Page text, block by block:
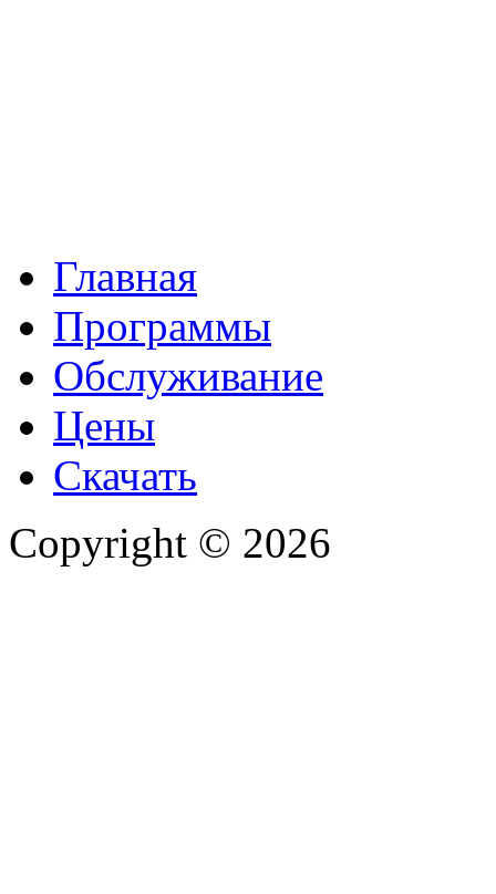
Главная
Программы
Обслуживание
Цены
Скачать
Copyright © 2026